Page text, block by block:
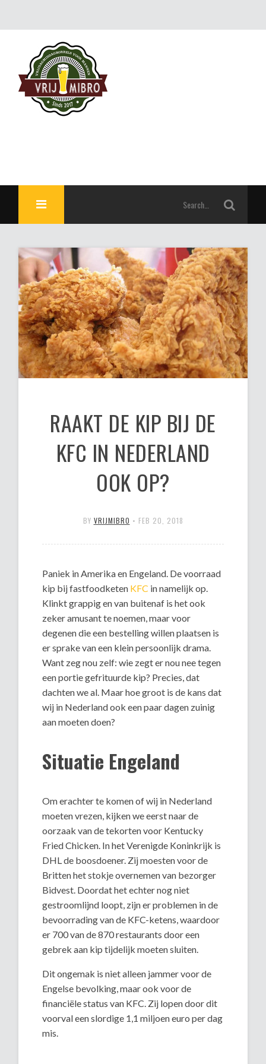
RAAKT DE KIP BIJ DE
KFC IN NEDERLAND
OOK OP?
BY VRIJMIBRO • FEB 20, 2018
Paniek in Amerika en Engeland. De voorraad
kip bij fastfoodketen KFC in namelijk op.
Klinkt grappig en van buitenaf is het ook
zeker amusant te noemen, maar voor
degenen die een bestelling willen plaatsen is
er sprake van een klein persoonlijk drama.
Want zeg nou zelf: wie zegt er nou nee tegen
een portie gefrituurde kip? Precies, dat
dachten we al. Maar hoe groot is de kans dat
wij in Nederland ook een paar dagen zuinig
aan moeten doen?
Situatie Engeland
Om erachter te komen of wij in Nederland
moeten vrezen, kijken we eerst naar de
oorzaak van de tekorten voor Kentucky
Fried Chicken. In het Verenigde Koninkrijk is
DHL de boosdoener. Zij moesten voor de
Britten het stokje overnemen van bezorger
Bidvest. Doordat het echter nog niet
gestroomlijnd loopt, zijn er problemen in de
bevoorrading van de KFC-ketens, waardoor
er 700 van de 870 restaurants door een
gebrek aan kip tijdelijk moeten sluiten.
Dit ongemak is niet alleen jammer voor de
Engelse bevolking, maar ook voor de
financiële status van KFC. Zij lopen door dit
voorval een slordige 1,1 miljoen euro per dag
mis.